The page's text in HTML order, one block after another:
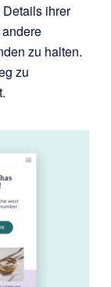
ihrer
zu halten.
zu